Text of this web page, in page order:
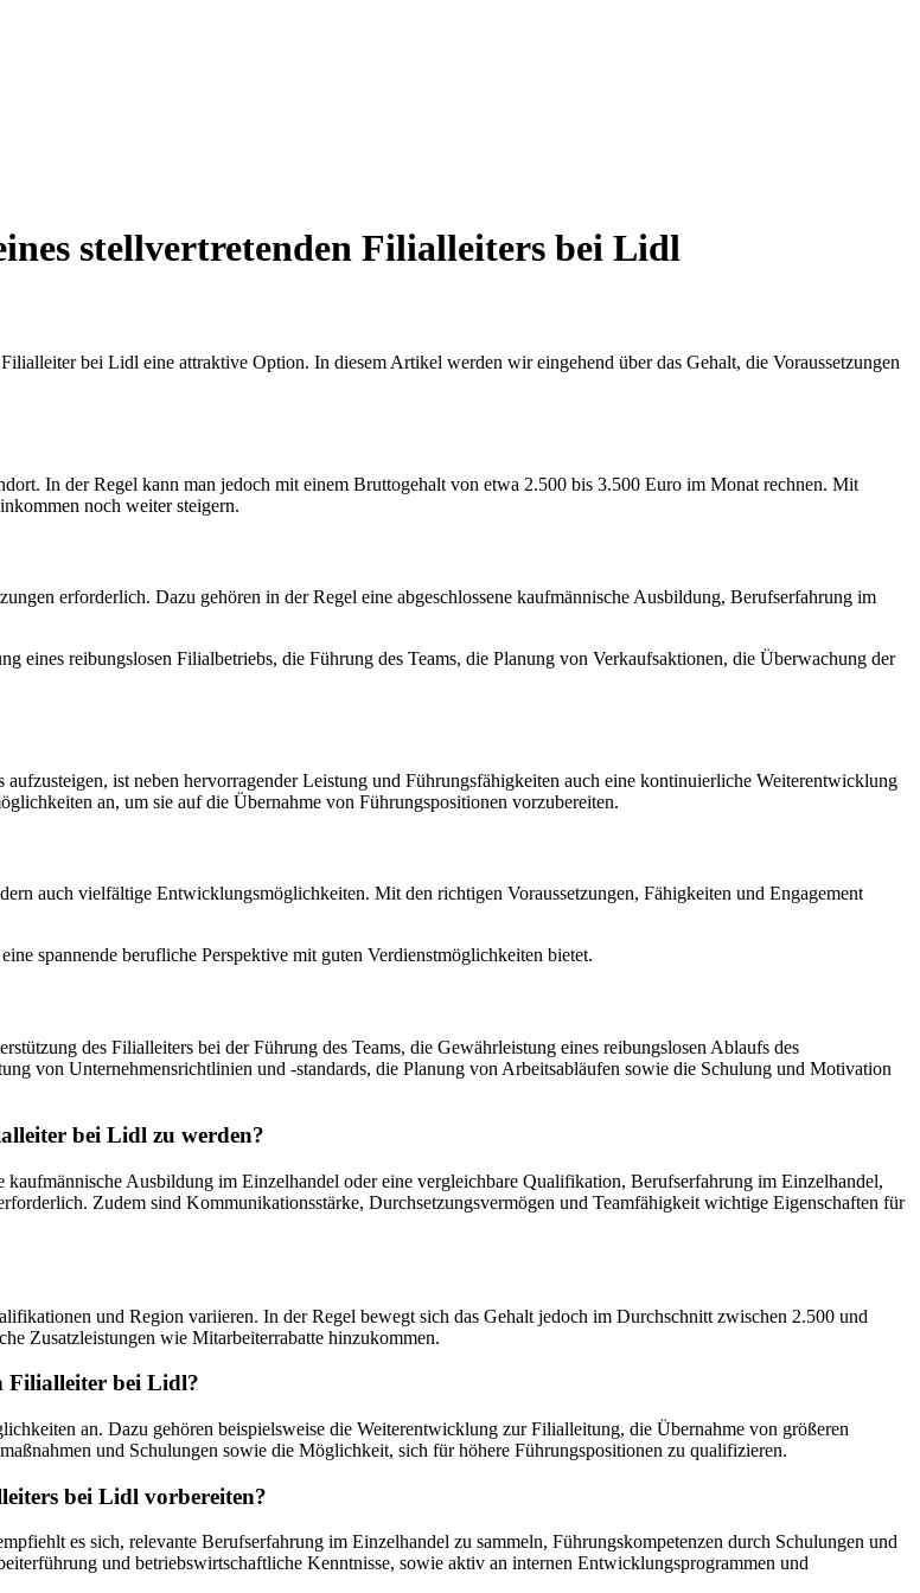
stellvertretenden Filialleiters bei Lidl
bei Lidl eine attraktive Option. In diesem Artikel werden wir eingehend über das Gehalt, die Voraussetzungen
In der Regel kann man jedoch mit einem Bruttogehalt von etwa 2.500 bis 3.500 Euro im Monat rechnen. Mit
noch weiter steigern.
erforderlich. Dazu gehören in der Regel eine abgeschlossene kaufmännische Ausbildung, Berufserfahrung im
eines reibungslosen Filialbetriebs, die Führung des Teams, die Planung von Verkaufsaktionen, die Überwachung der
ist neben hervorragender Leistung und Führungsfähigkeiten auch eine kontinuierliche Weiterentwicklung
an, um sie auf die Übernahme von Führungspositionen vorzubereiten.
auch vielfältige Entwicklungsmöglichkeiten. Mit den richtigen Voraussetzungen, Fähigkeiten und Engagement
spannende berufliche Perspektive mit guten Verdienstmöglichkeiten bietet.
des Filialleiters bei der Führung des Teams, die Gewährleistung eines reibungslosen Ablaufs des
von Unternehmensrichtlinien und -standards, die Planung von Arbeitsabläufen sowie die Schulung und Motivation
bei Lidl zu werden?
Ausbildung im Einzelhandel oder eine vergleichbare Qualifikation, Berufserfahrung im Einzelhandel,
Zudem sind Kommunikationsstärke, Durchsetzungsvermögen und Teamfähigkeit wichtige Eigenschaften für
und Region variieren. In der Regel bewegt sich das Gehalt jedoch im Durchschnitt zwischen 2.500 und
Zusatzleistungen wie Mitarbeiterrabatte hinzukommen.
Filialleiter bei Lidl?
an. Dazu gehören beispielsweise die Weiterentwicklung zur Filialleitung, die Übernahme von größeren
und Schulungen sowie die Möglichkeit, sich für höhere Führungspositionen zu qualifizieren.
bei Lidl vorbereiten?
es sich, relevante Berufserfahrung im Einzelhandel zu sammeln, Führungskompetenzen durch Schulungen und
und betriebswirtschaftliche Kenntnisse, sowie aktiv an internen Entwicklungsprogrammen und